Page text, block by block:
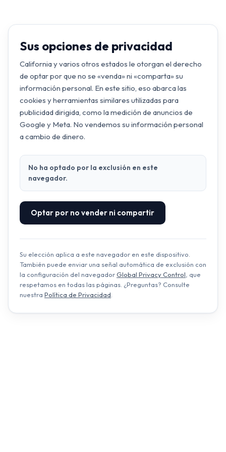
Sus opciones de privacidad
California y varios otros estados le otorgan el derecho
de optar por que no se «venda» ni «comparta» su
información personal. En este sitio, eso abarca las
cookies y herramientas similares utilizadas para
publicidad dirigida, como la medición de anuncios de
Google y Meta. No vendemos su información personal
a cambio de dinero.
No ha optado por la exclusión en este
navegador.
Optar por no vender ni compartir
Su elección aplica a este navegador en este dispositivo.
También puede enviar una señal automática de exclusión con
la configuración del navegadorGlobal Privacy Control , que
respetamos en todas las páginas. ¿Preguntas? Consulte
nuestra Política de Privacidad